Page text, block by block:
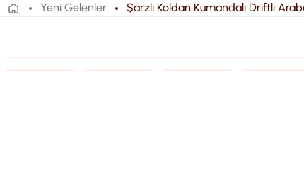
Yeni Gelenler Şarzlı Koldan Kumandalı Driftli